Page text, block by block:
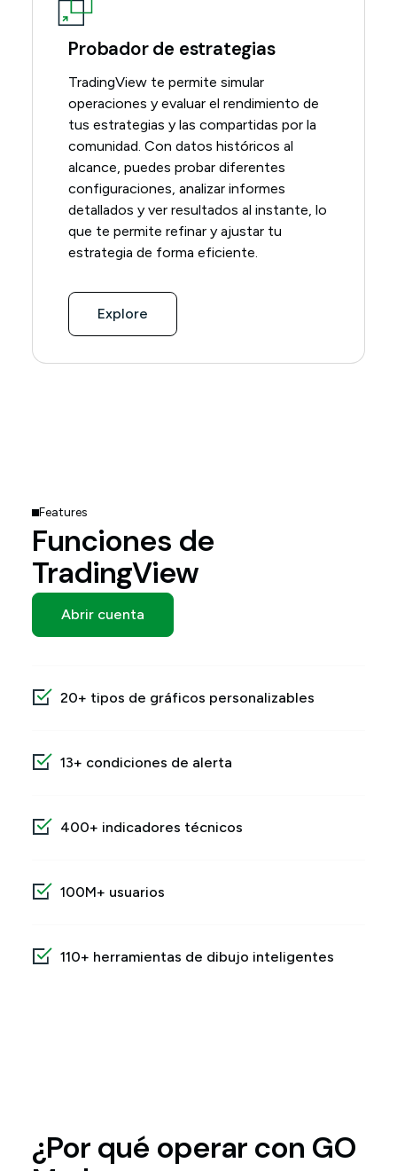
Probador de estrategias
TradingView te permite simular
operaciones y evaluar el rendimiento de
tus estrategias y las compartidas por la
comunidad. Con datos históricos al
alcance, puedes probar diferentes
configuraciones, analizar informes
detallados y ver resultados al instante, lo
que te permite refinar y ajustar tu
estrategia de forma eficiente.
Explore
Features
Funciones de
TradingView
Abrir cuenta
20+ tipos de gráficos personalizables
13+ condiciones de alerta
400+ indicadores técnicos
100M+ usuarios
110+ herramientas de dibujo inteligentes
¿Por qué operar con GO